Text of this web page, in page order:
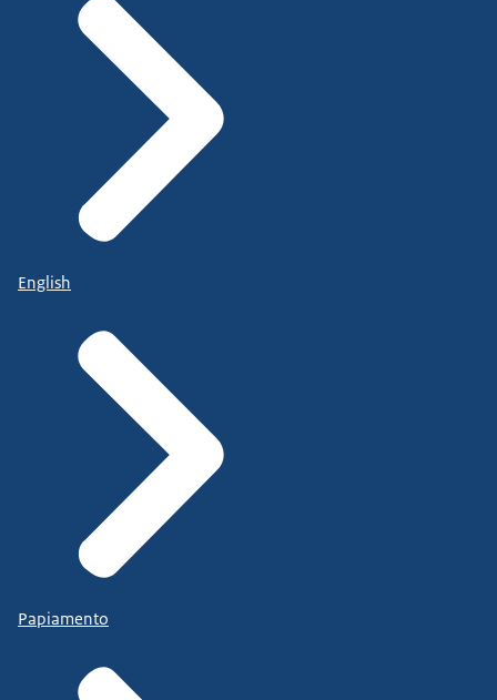
English
Papiamento